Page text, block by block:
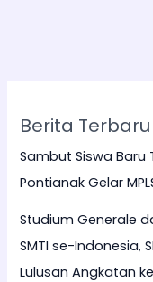
Berita Terbaru
Sambut Siswa Baru
Pontianak Gelar
Studium Generale
SMTI se-Indonesia,
Lulusan Angkatan